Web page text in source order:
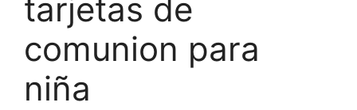
tarjetas de
comunion para
niña